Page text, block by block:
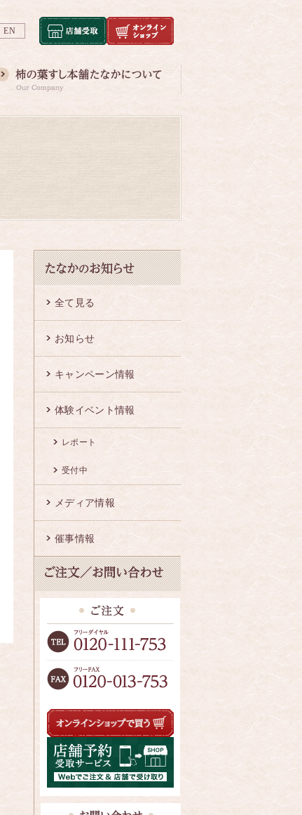
EN
全て見る
お知らせ
キャンペーン情報
体験イベント情報
レポート
受付中
メディア情報
催事情報